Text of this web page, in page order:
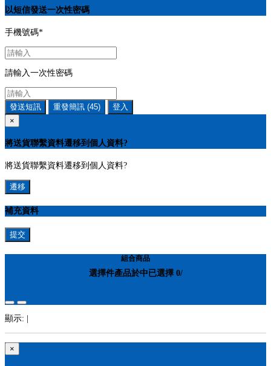
以短信發送一次性密碼
手機號碼*
請輸入一次性密碼
發送短訊 重發簡訊 (45)
登入
×
將送貨聯繫資料遷移到個人資料?
將送貨聯繫資料遷移到個人資料?
遷移
補充資料
提交
組合商品
選擇件產品於中已選擇 0/
顯示:
×